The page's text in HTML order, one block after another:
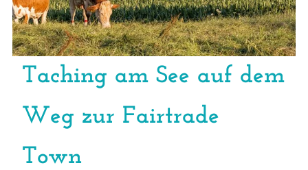
Taching am See auf dem
Weg zur Fairtrade
Town